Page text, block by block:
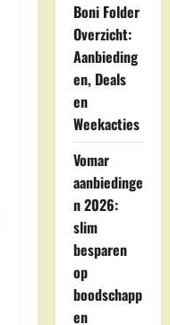
Boni Folder
Overzicht:
Aanbieding
en, Deals
en
Weekacties
Vomar
aanbiedinge
n 2026:
slim
besparen
op
boodschapp
en